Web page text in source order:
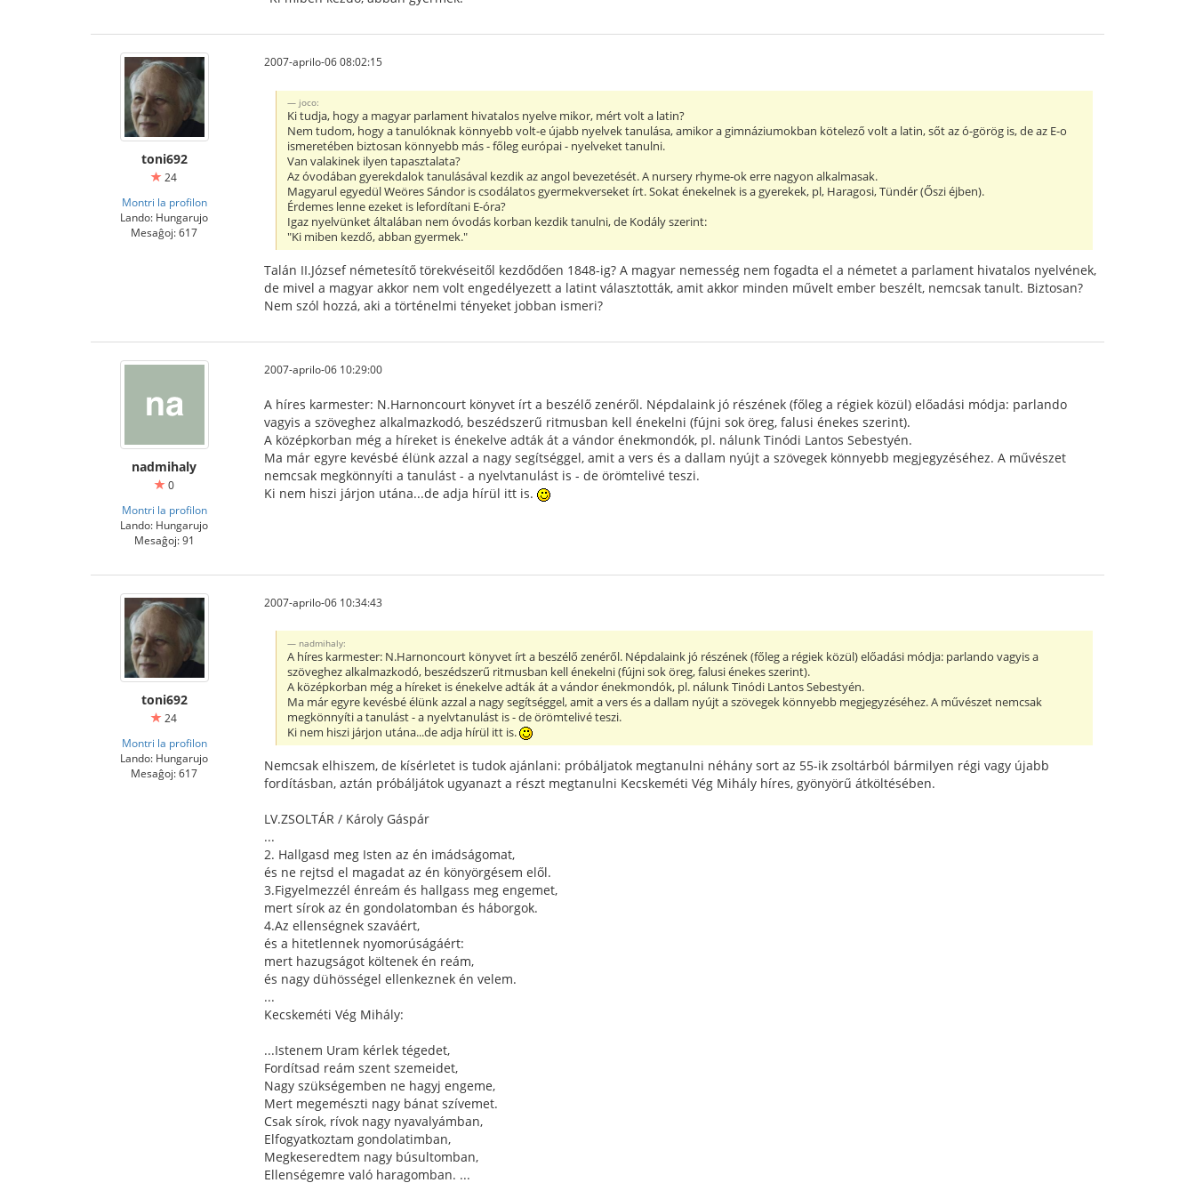
toni692
24
Montri la profilon
Lando: Hungarujo
Mesaĝoj: 617
2007-aprilo-06 08:02:15
joco:
Ki tudja, hogy a magyar parlament hivatalos nyelve mikor, mért volt a latin?
Nem tudom, hogy a tanulóknak könnyebb volt-e újabb nyelvek tanulása, amikor a gimnáziumokban kötelező volt a latin, sőt az ó-görög is, de az E-o
ismeretében biztosan könnyebb más - főleg európai - nyelveket tanulni.
Van valakinek ilyen tapasztalata?
Az óvodában gyerekdalok tanulásával kezdik az angol bevezetését. A nursery rhyme-ok erre nagyon alkalmasak.
Magyarul egyedül Weöres Sándor is csodálatos gyermekverseket írt. Sokat énekelnek is a gyerekek, pl, Haragosi, Tündér (Őszi éjben).
Érdemes lenne ezeket is lefordítani E-óra?
Igaz nyelvünket általában nem óvodás korban kezdik tanulni, de Kodály szerint:
"Ki miben kezdő, abban gyermek."
Talán II.József németesítő törekvéseitől kezdődően 1848-ig? A magyar nemesség nem fogadta el a németet a parlament hivatalos nyelvének,
de mivel a magyar akkor nem volt engedélyezett a latint választották, amit akkor minden művelt ember beszélt, nemcsak tanult. Biztosan?
Nem szól hozzá, aki a történelmi tényeket jobban ismeri?
nadmihaly
0
Montri la profilon
Lando: Hungarujo
Mesaĝoj: 91
2007-aprilo-06 10:29:00
A híres karmester: N.Harnoncourt könyvet írt a beszélő zenéről. Népdalaink jó részének (főleg a régiek közül) előadási módja: parlando
vagyis a szöveghez alkalmazkodó, beszédszerű ritmusban kell énekelni (fújni sok öreg, falusi énekes szerint).
A középkorban még a híreket is énekelve adták át a vándor énekmondók, pl. nálunk Tinódi Lantos Sebestyén.
Ma már egyre kevésbé élünk azzal a nagy segítséggel, amit a vers és a dallam nyújt a szövegek könnyebb megjegyzéséhez. A művészet
nemcsak megkönnyíti a tanulást - a nyelvtanulást is - de örömtelivé teszi.
Ki nem hiszi járjon utána...de adja hírül itt is.
toni692
24
Montri la profilon
Lando: Hungarujo
Mesaĝoj: 617
2007-aprilo-06 10:34:43
nadmihaly:
A híres karmester: N.Harnoncourt könyvet írt a beszélő zenéről. Népdalaink jó részének (főleg a régiek közül) előadási módja: parlando vagyis a
szöveghez alkalmazkodó, beszédszerű ritmusban kell énekelni (fújni sok öreg, falusi énekes szerint).
A középkorban még a híreket is énekelve adták át a vándor énekmondók, pl. nálunk Tinódi Lantos Sebestyén.
Ma már egyre kevésbé élünk azzal a nagy segítséggel, amit a vers és a dallam nyújt a szövegek könnyebb megjegyzéséhez. A művészet nemcsak
megkönnyíti a tanulást - a nyelvtanulást is - de örömtelivé teszi.
Ki nem hiszi járjon utána...de adja hírül itt is.
Nemcsak elhiszem, de kísérletet is tudok ajánlani: próbáljatok megtanulni néhány sort az 55-ik zsoltárból bármilyen régi vagy újabb
fordításban, aztán próbáljátok ugyanazt a részt megtanulni Kecskeméti Vég Mihály híres, gyönyörű átköltésében.
LV.ZSOLTÁR / Károly Gáspár
...
2. Hallgasd meg Isten az én imádságomat,
és ne rejtsd el magadat az én könyörgésem elől.
3.Figyelmezzél énreám és hallgass meg engemet,
mert sírok az én gondolatomban és háborgok.
4.Az ellenségnek szaváért,
és a hitetlennek nyomorúságáért:
mert hazugságot költenek én reám,
és nagy dühösségel ellenkeznek én velem.
...
Kecskeméti Vég Mihály:
...Istenem Uram kérlek tégedet,
Fordítsad reám szent szemeidet,
Nagy szükségemben ne hagyj engeme,
Mert megemészti nagy bánat szívemet.
Csak sírok, rívok nagy nyavalyámban,
Elfogyatkoztam gondolatimban,
Megkeseredtem nagy búsultomban,
Ellenségemre való haragomban. ...